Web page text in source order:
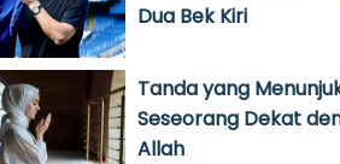
Dua Bek Kiri
Tanda yang
Seseorang Dekat
Allah